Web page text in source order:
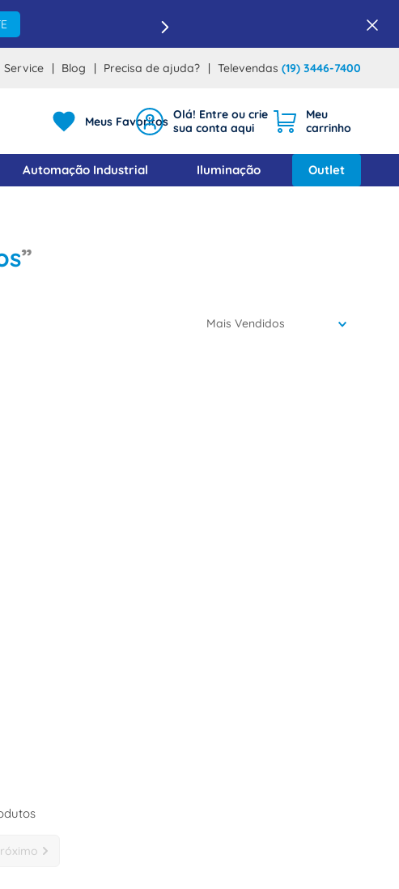
Service Blog Precisa de ajuda? Televendas (19) 3446-7400
Meus Favoritos
Automação Industrial Iluminação Outlet
Mais Vendidos